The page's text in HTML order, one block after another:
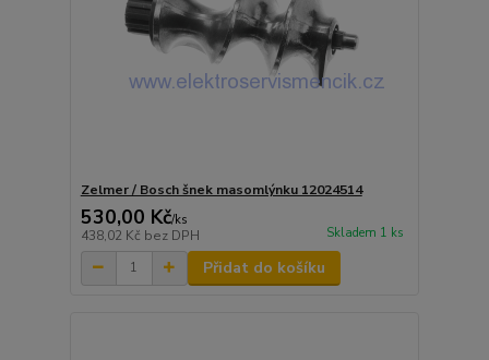
Zelmer / Bosch šnek masomlýnku 12024514
530,00 Kč/ks
438,02 Kč bez DPH Skladem 1 ks
Přidat do košíku